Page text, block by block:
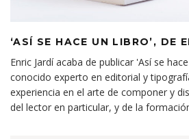
‘ASÍ SE HACE UN LIBRO’, DE
Enric Jardí acaba de publicar 'Así se
conocido experto en editorial y
experiencia en el arte de componer y
del lector en particular, y de la